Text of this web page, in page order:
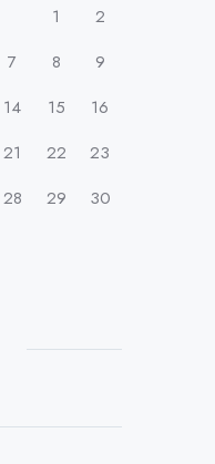
1
2
7 8
9
14 15
16
21 22
23
28 29
30